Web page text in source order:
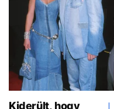
Kiderült, hogy